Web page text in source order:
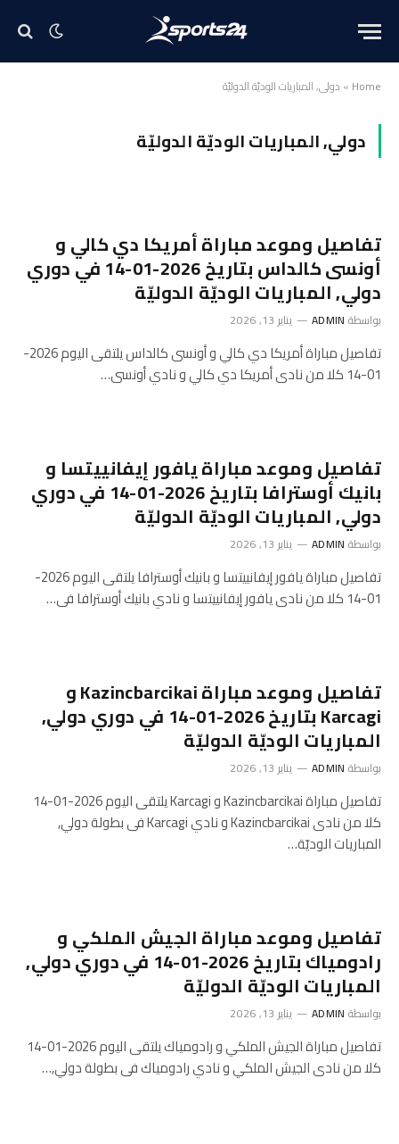
Home
» دولي, المباريات الوديّة الدوليّة
دولي, المباريات الوديّة الدوليّة
تفاصيل وموعد مباراة أمريكا دي كالي و
أونسى كالداس بتاريخ 2026-01-14 في دوري
دولي, المباريات الوديّة الدوليّة
بواسطة ADMIN يناير 13, 2026
تفاصيل مباراة أمريكا دي كالي و أونسى كالداس يلتقى اليوم 2026-
01-14 كلا من نادى أمريكا دي كالي و نادي أونسى…
تفاصيل وموعد مباراة يافور إيفانييتسا و
بانيك أوسترافا بتاريخ 2026-01-14 في دوري
دولي, المباريات الوديّة الدوليّة
بواسطة ADMIN يناير 13, 2026
تفاصيل مباراة يافور إيفانييتسا و بانيك أوسترافا يلتقى اليوم 2026-
01-14 كلا من نادى يافور إيفانييتسا و نادي بانيك أوسترافا فى…
تفاصيل وموعد مباراة Kazincbarcikai و
Karcagi بتاريخ 2026-01-14 في دوري دولي,
المباريات الوديّة الدوليّة
بواسطة ADMIN يناير 13, 2026
تفاصيل مباراة Kazincbarcikai و Karcagi يلتقى اليوم 2026-01-14
كلا من نادى Kazincbarcikai و نادي Karcagi فى بطولة دولي,
المباريات الوديّة…
تفاصيل وموعد مباراة الجيش الملكي و
رادومياك بتاريخ 2026-01-14 في دوري دولي,
المباريات الوديّة الدوليّة
بواسطة ADMIN يناير 13, 2026
تفاصيل مباراة الجيش الملكي و رادومياك يلتقى اليوم 2026-01-14
كلا من نادى الجيش الملكي و نادي رادومياك فى بطولة دولي,…